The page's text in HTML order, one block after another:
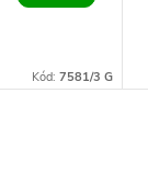
Kód: 7581/3 G